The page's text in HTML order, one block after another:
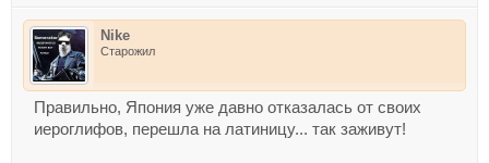
Nike
Старожил
Правильно, Япония уже давно отказалась от своих
иероглифов, перешла на латиницу... так заживут!